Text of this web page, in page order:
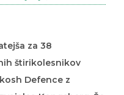
štirikolesnikov
Defence z
Kongsberg. Še